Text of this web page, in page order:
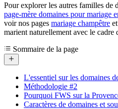
Pour explorer les autres familles de
page-mère domaines pour mariage
voir nos pages mariage champêtre et
marient naturellement avec le
Sommaire de la page
L'essentiel sur les domaines
Méthodologie #2
Pourquoi FWS sur la
Caractères de domaines et